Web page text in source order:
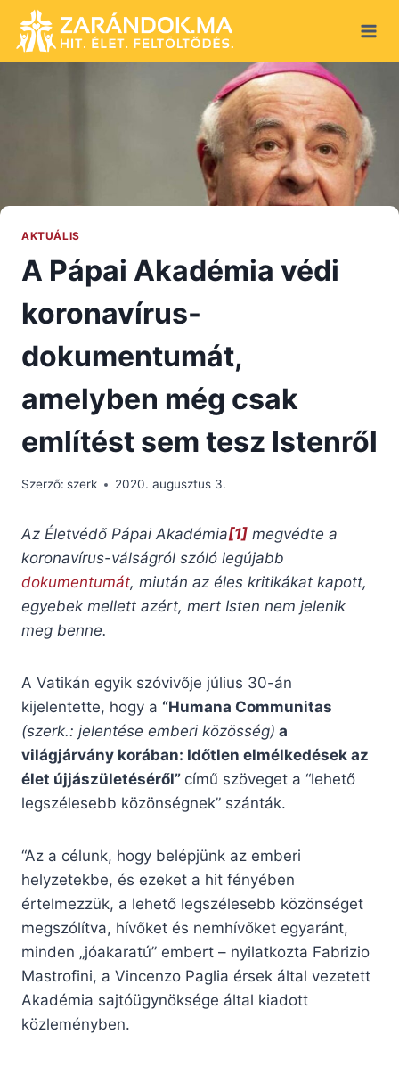
content
AKTUÁLIS
A Pápai Akadémia védi
koronavírus-
dokumentumát,
amelyben még csak
említést sem tesz Istenről
Szerző: szerk 2020. augusztus 3.
Az Életvédő Pápai Akadémia[1] megvédte a
koronavírus-válságról szóló legújabb
dokumentumát, miután az éles kritikákat kapott,
egyebek mellett azért, mert Isten nem jelenik
meg benne.
A Vatikán egyik szóvivője július 30-án
kijelentette, hogy a “Humana Communitas
(szerk.: jelentése emberi közösség) a
világjárvány korában: Időtlen elmélkedések az
élet újjászületéséről” című szöveget a “lehető
legszélesebb közönségnek” szánták.
“Az a célunk, hogy belépjünk az emberi
helyzetekbe, és ezeket a hit fényében
értelmezzük, a lehető legszélesebb közönséget
megszólítva, hívőket és nemhívőket egyaránt,
minden „jóakaratú” embert – nyilatkozta Fabrizio
Mastrofini, a Vincenzo Paglia érsek által vezetett
Akadémia sajtóügynöksége által kiadott
közleményben.